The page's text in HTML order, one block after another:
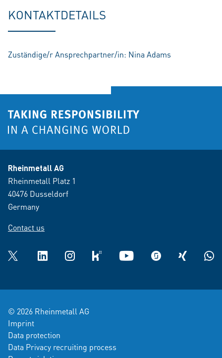
KONTAKTDETAILS
Zuständige/r Ansprechpartner/in: Nina Adams
Rheinmetall AG
Rheinmetall Platz 1
40476 Dusseldorf
Germany
Contact us
Twitter LinkedInInstagramkununu YouTube glassdoorXING
© 2026 Rheinmetall AG
Imprint
Data protection
Data Privacy recruiting process